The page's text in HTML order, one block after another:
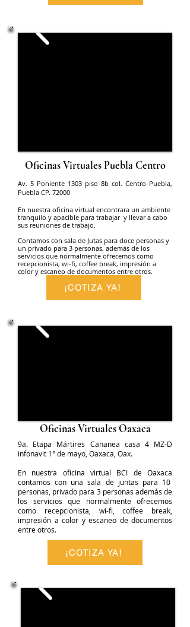
Oficinas Virtuales Puebla Centro
Av. 5 Poniente 1303 piso 8b col. Centro Puebla,
Puebla CP. 72000
En nuestra oficina virtual encontrara un ambiente
tranquilo y apacible para trabajar y llevar a cabo
sus reuniones de trabajo.
Contamos con sala de Jutas para doce personas y
un privado para 3 personas, además de los
servicios que normalmente ofrecemos como
recepcionista, wi-fi, coffee break, impresión a
color y escaneo de documentos entre otros.
¡COTIZA YA!
Oficinas Virtuales Oaxaca
¡COTIZA YA!
9a. Etapa Mártires Cananea casa 4 MZ-D
infonavit 1° de mayo, Oaxaca, Oax.
En nuestra oficina virtual BCI de Oaxaca
contamos con una sala de juntas para 10
personas, privado para 3 personas además de
los servicios que normalmente ofrecemos
como recepcionista, wi-fi, coffee break,
impresión a color y escaneo de documentos
entre otros.